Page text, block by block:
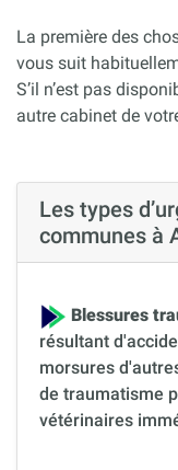
La première des
vous suit
S’il n’est pas
autre cabinet de
Les types
communes à
Blessures
résultant
morsures
de traumatisme
vétérinaires